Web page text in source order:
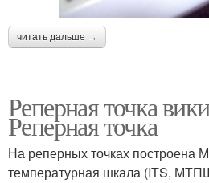
читать дальше →
Реперная точка
Реперная точка
На реперных точках построена
температурная шкала (ITS,